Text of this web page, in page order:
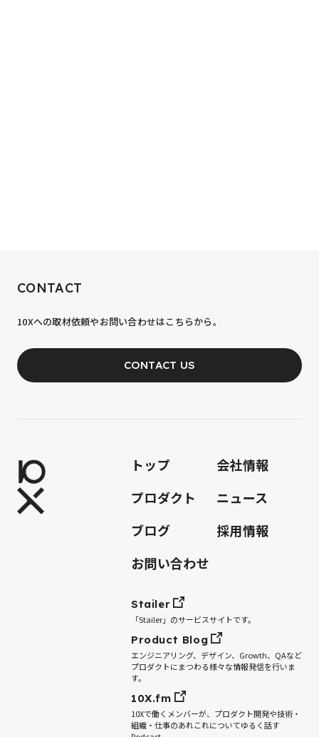
あなたの力が、必要です。
JOIN OUR TEAM
CONTACT
10Xへの取材依頼やお問い合わせはこちらから。
CONTACT US
トップ
会社情報
プロダクト
ニュース
ブログ
採用情報
お問い合わせ
Stailer
「Stailer」のサービスサイトです。
Product Blog
エンジニアリング、デザイン、Growth、QAなど
プロダクトにまつわる様々な情報発信を行いま
す。
10X.fm
10Xで働くメンバーが、プロダクト開発や技術・
組織・仕事のあれこれについてゆるく話す